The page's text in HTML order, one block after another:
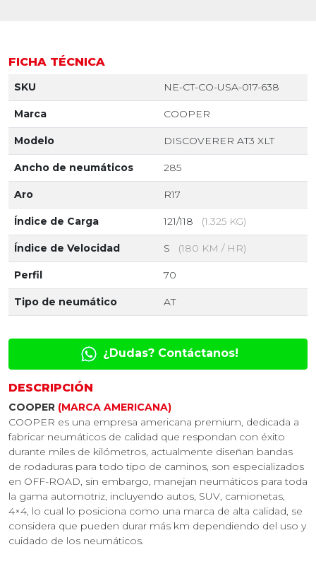
FICHA TÉCNICA
SKU NE-CT-CO-USA-017-638
Marca COOPER
Modelo DISCOVERER AT3 XLT
Ancho de neumáticos 285
Aro R17
Índice de Carga 121/118 (1.325 KG)
Índice de Velocidad S (180 KM / HR)
Perfil 70
Tipo de neumático AT
¿Dudas? Contáctanos!
DESCRIPCIÓN
COOPER (MARCA AMERICANA)
COOPER es una empresa americana premium, dedicada a
fabricar neumáticos de calidad que respondan con éxito
durante miles de kilómetros, actualmente diseñan bandas
de rodaduras para todo tipo de caminos, son especializados
en OFF-ROAD, sin embargo, manejan neumáticos para toda
la gama automotriz, incluyendo autos, SUV, camionetas,
4×4, lo cual lo posiciona como una marca de alta calidad, se
considera que pueden durar más km dependiendo del uso y
cuidado de los neumáticos.